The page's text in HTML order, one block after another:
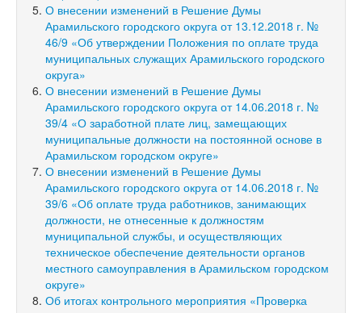
О внесении изменений в Решение Думы
Арамильского городского округа от 13.12.2018 г. №
46/9 «Об утверждении Положения по оплате труда
муниципальных служащих Арамильского городского
округа»
О внесении изменений в Решение Думы
Арамильского городского округа от 14.06.2018 г. №
39/4 «О заработной плате лиц, замещающих
муниципальные должности на постоянной основе в
Арамильском городском округе»
О внесении изменений в Решение Думы
Арамильского городского округа от 14.06.2018 г. №
39/6 «Об оплате труда работников, занимающих
должности, не отнесенные к должностям
муниципальной службы, и осуществляющих
техническое обеспечение деятельности органов
местного самоуправления в Арамильском городском
округе»
Об итогах контрольного мероприятия «Проверка